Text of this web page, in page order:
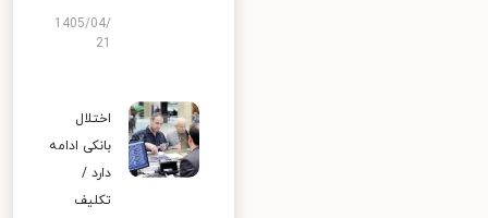
1405/04/
اختلال
بانکی ادامه
دارد /
تکلیف